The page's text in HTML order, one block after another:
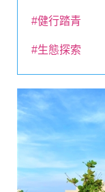
#健行踏青
#生態探索